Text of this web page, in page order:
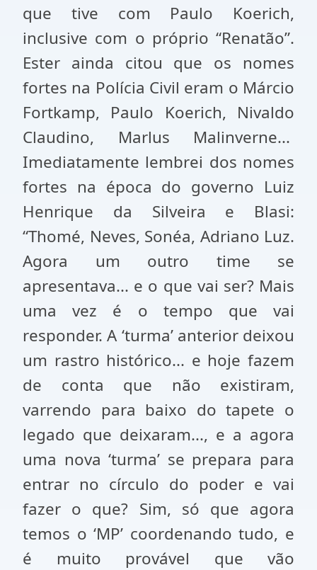
que tive com Paulo Koerich,
inclusive com o próprio “Renatão”.
Ester ainda citou que os nomes
fortes na Polícia Civil eram o Márcio
Fortkamp, Paulo Koerich, Nivaldo
Claudino, Marlus Malinverne...
Imediatamente lembrei dos nomes
fortes na época do governo Luiz
Henrique da Silveira e Blasi:
“Thomé, Neves, Sonéa, Adriano Luz.
Agora um outro time se
apresentava... e o que vai ser? Mais
uma vez é o tempo que vai
responder. A ‘turma’ anterior deixou
um rastro histórico... e hoje fazem
de conta que não existiram,
varrendo para baixo do tapete o
legado que deixaram..., e a agora
uma nova ‘turma’ se prepara para
entrar no círculo do poder e vai
fazer o que? Sim, só que agora
temos o ‘MP’ coordenando tudo, e
é muito provável que vão